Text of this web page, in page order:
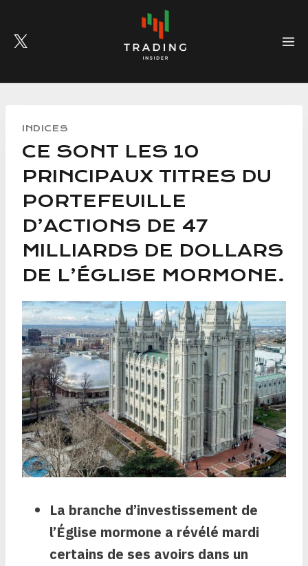
content
INDICES
CE SONT LES 10
PRINCIPAUX TITRES DU
PORTEFEUILLE
D’ACTIONS DE 47
MILLIARDS DE DOLLARS
DE L’ÉGLISE MORMONE.
La branche d’investissement de
l’Église mormone a révélé mardi
certains de ses avoirs dans un